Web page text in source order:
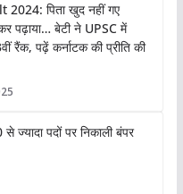
2024: पिता खुद नहीं गए
पढ़ाया… बेटी ने UPSC में
रैंक, पढ़ें कर्नाटक की प्रीति की
ज्यादा पदों पर निकाली बंपर